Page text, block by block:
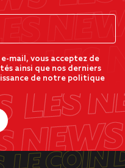
mail, vous acceptez de
ainsi que nos derniers
de notre politique